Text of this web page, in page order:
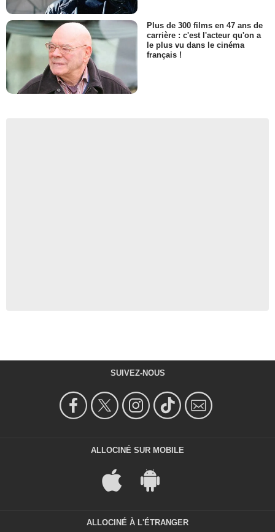
Plus de 300 films en 47 ans de
carrière : c'est l'acteur qu'on a
le plus vu dans le cinéma
français !
SUIVEZ-NOUS
ALLOCINÉ SUR MOBILE
ALLOCINÉ À L'ÉTRANGER